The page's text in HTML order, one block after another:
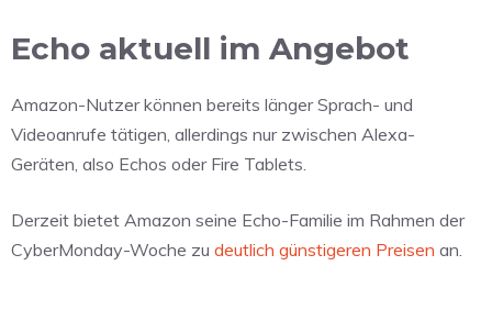
Echo aktuell im Angebot
Amazon-Nutzer können bereits länger Sprach- und
Videoanrufe tätigen, allerdings nur zwischen Alexa-
Geräten, also Echos oder Fire Tablets.
Derzeit bietet Amazon seine Echo-Familie im Rahmen der
CyberMonday-Woche zu deutlich günstigeren Preisen an.